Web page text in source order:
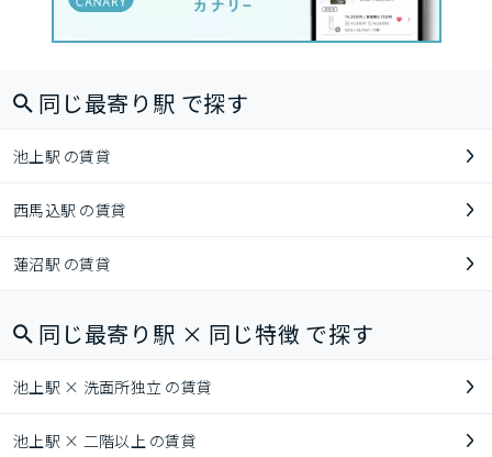
同じ最寄り駅 で探す
池上駅 の賃貸
西馬込駅 の賃貸
蓮沼駅 の賃貸
同じ最寄り駅 × 同じ特徴 で探す
池上駅 × 洗面所独立 の賃貸
池上駅 × 二階以上 の賃貸